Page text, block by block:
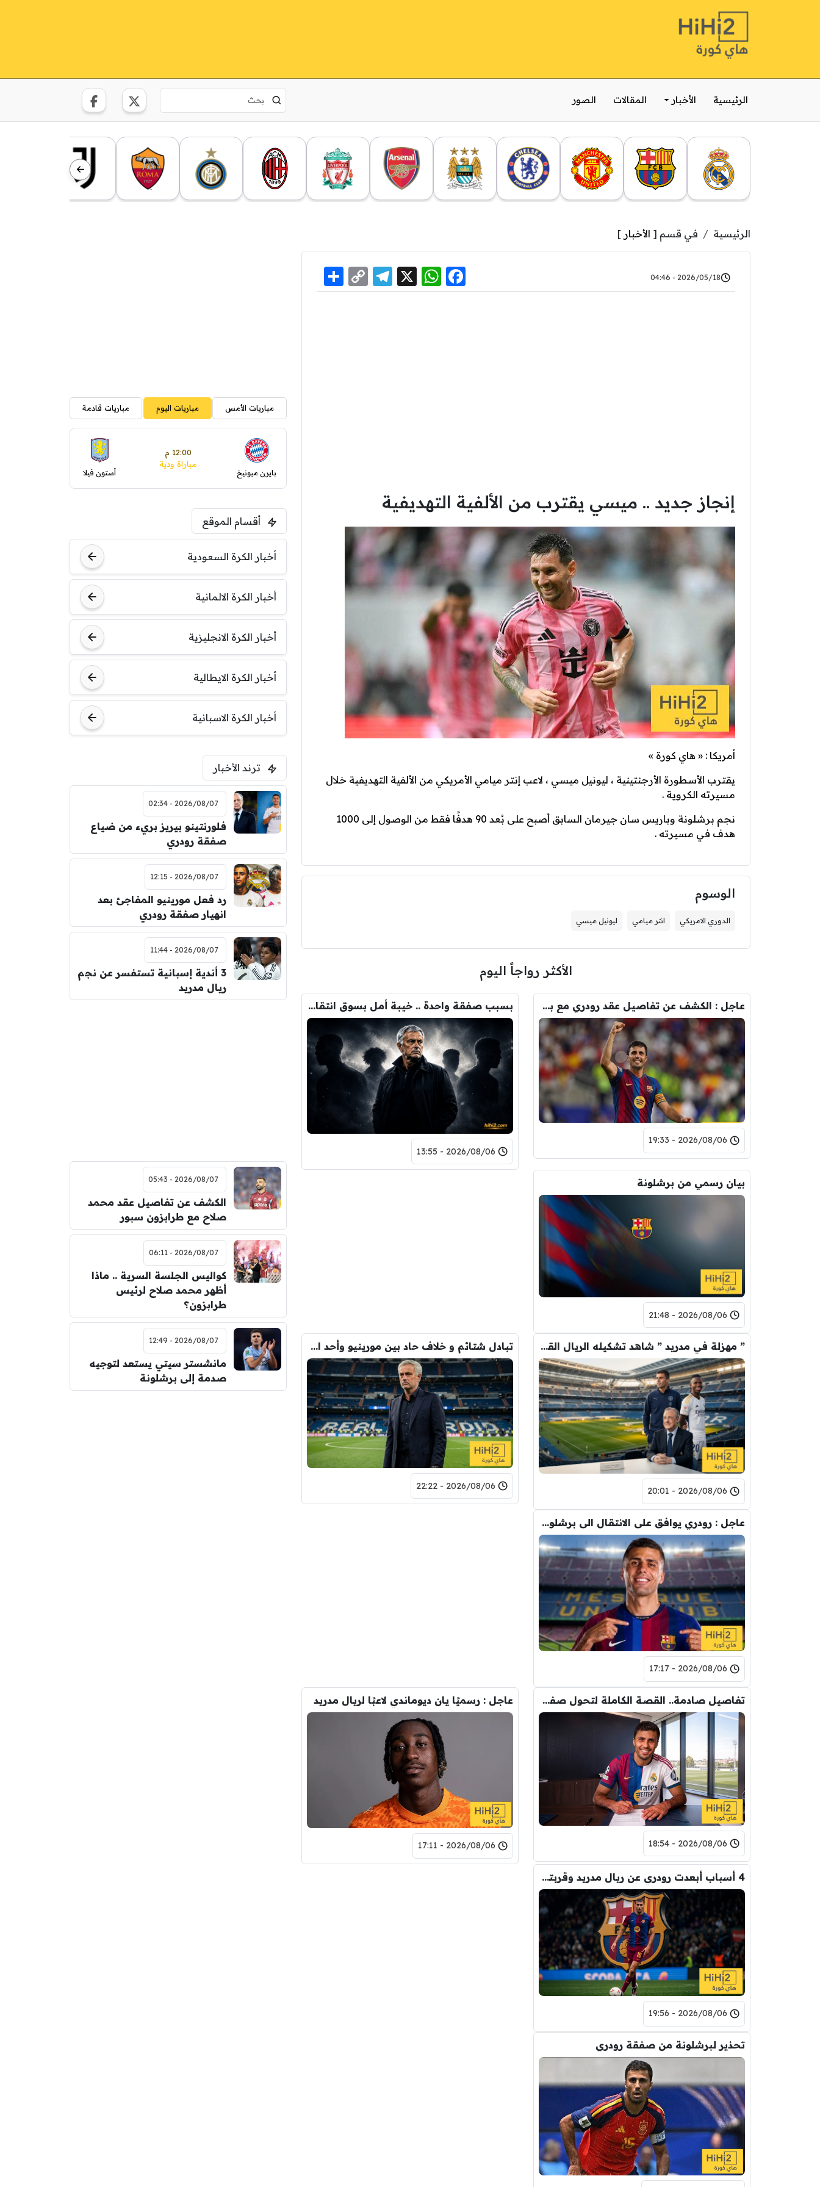
الرئيسية الأخبار المقالات الصور
الرئيسية في قسم [ الأخبار ]
2026/05/18 - 04:46
Facebook
WhatsApp
X
Telegram
Copy
Link
إنجاز جديد .. ميسي يقترب من الألفية التهديفية
أمريكا : « هاي كورة »
يقترب الأسطورة الأرجنتينية ، ليونيل ميسي ، لاعب إنتر ميامي الأمريكي من الألفية التهديفية خلال
مسيرته الكروية .
نجم برشلونة وباريس سان جيرمان السابق أصبح على بُعد 90 هدفًا فقط من الوصول إلى 1000
هدف في مسيرته .
الوسوم
الدوري الامريكي انتر ميامي ليونيل ميسي
الأكثر رواجاً اليوم
عاجل : الكشف عن تفاصيل عقد رودري مع برشلونة.. قيمة الصفقة والراتب
2026/08/06 - 19:33
بسبب صفقة واحدة .. خيبة أمل بسوق انتقالات ريال مدريد !
2026/08/06 - 13:55
بيان رسمي من برشلونة
2026/08/06 - 21:48
” مهزلة في مدريد ” شاهد تشكيله الريال القادمه لاكتساح المركز الثاني
2026/08/06 - 20:01
تبادل شتائم و خلاف حاد بين مورينيو وأحد افراد ادارة ريال مدريد بعد انهيار صفقة رودري
2026/08/06 - 22:22
عاجل : رودري يوافق على الانتقال الى برشلونة.. 3 أسباب وراء قراره
2026/08/06 - 17:17
تفاصيل صادمة.. القصة الكاملة لتحول صفقة رودري من ريال مدريد الى برشلونة
2026/08/06 - 18:54
عاجل : رسميًا يان ديوماندي لاعبًا لريال مدريد
2026/08/06 - 17:11
4 أسباب أبعدت رودري عن ريال مدريد وقربته من برشلونة
2026/08/06 - 19:56
تحذير لبرشلونة من صفقة رودري
مباريات الأمس مباريات اليوم مباريات قادمة
بايرن ميونيخ
12:00 م
مباراة ودية
أستون فيلا
أقسام الموقع
أخبار الكرة السعودية
أخبار الكرة الالمانية
أخبار الكرة الانجليزية
أخبار الكرة الايطالية
أخبار الكرة الاسبانية
ترند الأخبار
2026/08/07 - 02:34
فلورنتينو بيريز بريء من ضياع
صفقة رودري
2026/08/07 - 12:15
رد فعل مورينيو المفاجئ بعد
انهيار صفقة رودري
2026/08/07 - 11:44
3 أندية إسبانية تستفسر عن نجم
ريال مدريد
2026/08/07 - 05:43
الكشف عن تفاصيل عقد محمد
صلاح مع طرابزون سبور
2026/08/07 - 06:11
كواليس الجلسة السرية .. ماذا
أظهر محمد صلاح لرئيس
طرابزون؟
2026/08/07 - 12:49
مانشستر سيتي يستعد لتوجيه
صدمة إلى برشلونة